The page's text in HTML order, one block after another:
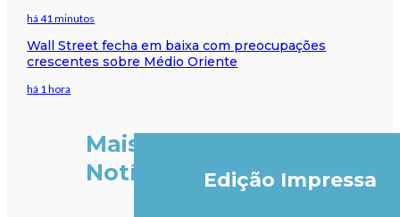
há 41 minutos
Wall Street fecha em baixa com preocupações
crescentes sobre Médio Oriente
há 1 hora
Mais
Notícias
Edição Impressa